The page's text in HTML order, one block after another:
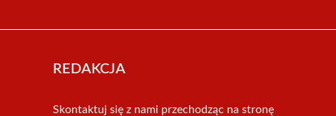
REDAKCJA
Skontaktuj się z nami przechodząc na stronę